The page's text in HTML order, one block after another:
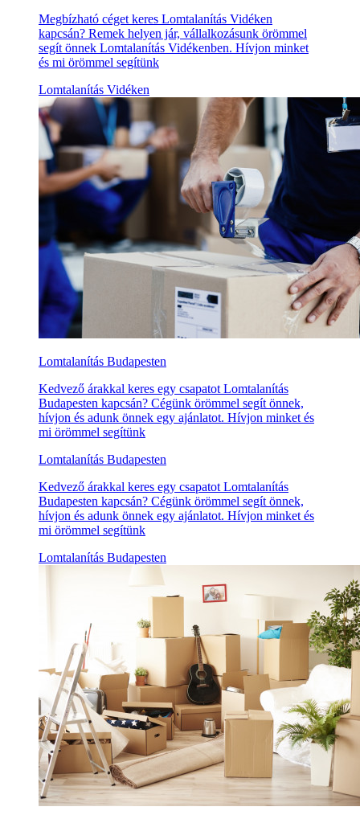
Megbízható céget keres Lomtalanítás Vidéken
kapcsán? Remek helyen jár, vállalkozásunk örömmel
segít önnek Lomtalanítás Vidékenben. Hívjon minket
és mi örömmel segítünk
Lomtalanítás Vidéken
Lomtalanítás Budapesten
Kedvező árakkal keres egy csapatot Lomtalanítás
Budapesten kapcsán? Cégünk örömmel segít önnek,
hívjon és adunk önnek egy ajánlatot. Hívjon minket és
mi örömmel segítünk
Lomtalanítás Budapesten
Kedvező árakkal keres egy csapatot Lomtalanítás
Budapesten kapcsán? Cégünk örömmel segít önnek,
hívjon és adunk önnek egy ajánlatot. Hívjon minket és
mi örömmel segítünk
Lomtalanítás Budapesten